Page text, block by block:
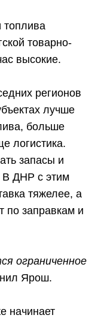
топлива
товарно-
высокие.
регионов
лучше
больше
логистика.
запасы и
В ДНР с этим
тяжелее, а
по заправкам и
ограниченное
Ярош.
начинает